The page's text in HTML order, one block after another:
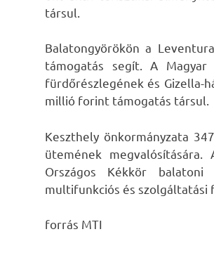
társul.
Balatongyörökön a
támogatás segít. A
fürdőrészlegének és Gizella-
millió forint támogatás társul.
Keszthely önkormányzata
ütemének
Országos Kékkör
multifunkciós és szolgáltatási
forrás MTI